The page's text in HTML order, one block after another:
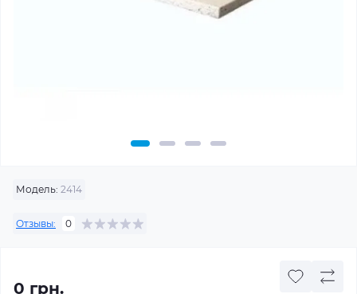
Модель: 2414
Отзывы: 0
0 грн.